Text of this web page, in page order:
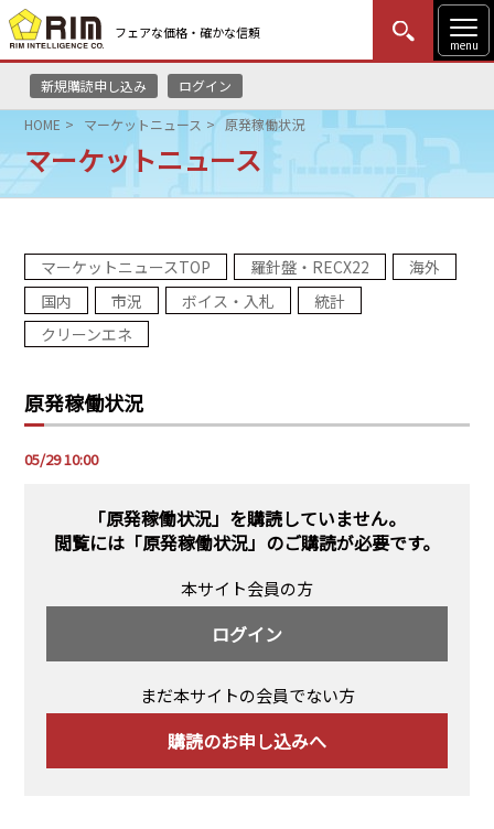
フェアな価格・確かな信頼
menu
新規購読申し込み ログイン
MENU
はじめての方
HOME
リムレポート
メソドロジー
コンサルティング
採用情報
瑞姆亜太能源諮問(北京)
Rim Energy Media(韓国語)
HOME マーケットニュース 原発稼働状況
マーケットニュース
マーケットニュースTOP 羅針盤・RECX22
海外
国内
市況 ボイス・入札
統計
クリーンエネ
原発稼働状況
05/29 10:00
「原発稼働状況」を購読していません。
閲覧には 「原発稼働状況」のご購読が必要です。
本サイト会員の方
ログイン
まだ本サイトの会員でない方
購読のお申し込みへ